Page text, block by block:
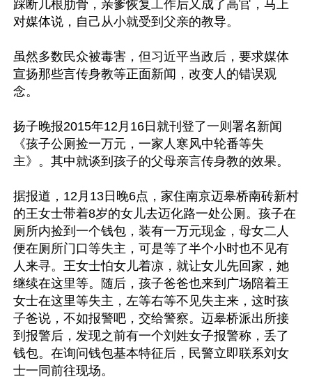
踩断几根肋骨，亲爹恢复工作后又成了高官，马上
对媒体说，自己从小就受到父亲的教导。
虽然多数民众被毒害，但习近平当政后，要求媒体
宣扬那些言传身教等正面新闻，改变人的错误观
念。
扬子晚报2015年12月16日就刊登了一则署名新闻
《孩子公厕捡一万元，一家人寒风中轮番等失
主》。其中就谈到孩子的父母亲言传身教的效果。
据报道，12月13日晚6点，家住南京迈皋桥南砖新村
的王女士带着8岁的女儿去迈化路一处公厕。孩子在
厕所内捡到一个钱包，装有一万元现金，母女二人
便在厕所门口等失主，可是等了半个小时也不见有
人来寻。王女士怕女儿着凉，就让女儿先回家，她
继续在这里等。随后，孩子爸爸也来到广场陪着王
女士在这里等失主，左等右等不见失主来，这时孩
子爸说，不如报警吧，交给警察。迈皋桥派出所接
到报警后，发现之前有一个刘姓女子报警称，丢了
钱包。在询问钱包基本特征后，民警立即联系刘女
士一同前往现场。